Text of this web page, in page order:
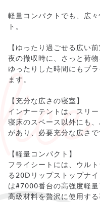
軽量コンパクトでも、広
ト。
【ゆったり過ごせる広い前
夜の撤収時に、さっと荷
ゆったりした時間にもプ
ます。
【充分な広さの寝室】
インナーテントは、スリ
寝床のスペース以外にも
があり、必要充分な広さで
【軽量コンパクト】
フライシートには、ウル
る20Dリップストップナ
は#7000番台の高強度軽量
高級材料を贅沢に使用す